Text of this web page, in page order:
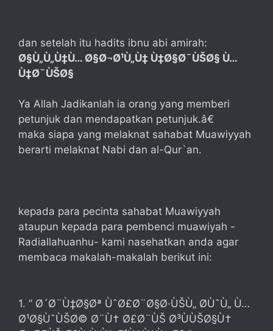
dan setelah itu hadits ibnu abi amirah:
Ø§Ù„Ù„Ù‡Ù… Ø§Ø¬Ø¹Ù„Ù‡ Ù‡Ø§Ø¯ÙŠØ§ Ù…
Ù‡Ø¯ÙŠØ§
Ya Allah Jadikanlah ia orang yang memberi
petunjuk dan mendapatkan petunjuk.â€
maka siapa yang melaknat sahabat Muawiyyah
berarti melaknat Nabi dan al-Qur`an.
kepada para pecinta sahabat Muawiyyah
ataupun kepada para pembenci muawiyah -
Radiallahuanhu- kami nasehatkan anda agar
membaca makalah-makalah berikut ini:
1. ” Ø´Ø¨Ù‡Ø§Øª ÙˆØ£Ø¨Ø§Ø·ÙŠÙ„ Ø­ÙˆÙ„ Ù…
Ø¹Ø§ÙˆÙŠØ© Ø¨Ù† Ø£Ø¨ÙŠ Ø³ÙÙŠØ§Ù†